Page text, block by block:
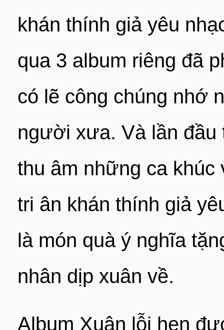
khán thính giả yêu
qua 3 album riêng đã
có lẽ công chúng nhớ
người xưa. Và lần đầu
thu âm những ca khúc
tri ân khán thính giả
là món quà ý nghĩa
nhân dịp xuân về.
Album Xuân lỗi hẹn